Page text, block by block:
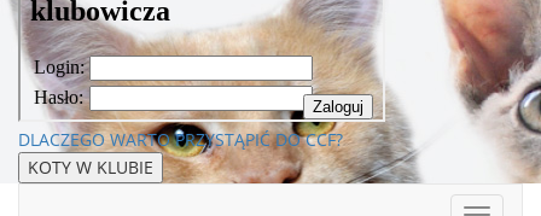
DLACZEGO WARTO PRZYSTĄPIĆ DO CCF?
KOTY W KLUBIE